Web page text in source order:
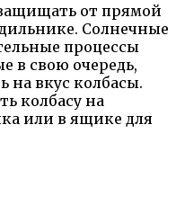
от прямой
Солнечные
процессы
в свою очередь,
на вкус колбасы.
колбасу на
или в ящике для